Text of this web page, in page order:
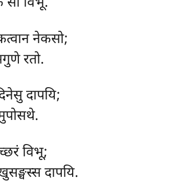
नेकसो;
रतो.
दापयि;
विभू;
दापयि.